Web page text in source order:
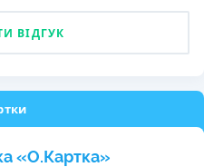
ВІДГУК
«O.Картка»